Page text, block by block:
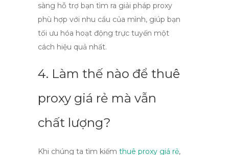
sàng hỗ trợ bạn tìm ra giải pháp proxy
phù hợp với nhu cầu của mình, giúp bạn
tối ưu hóa hoạt động trực tuyến một
cách hiệu quả nhất.
4. Làm thế nào để thuê
proxy giá rẻ mà vẫn
chất lượng?
Khi chúng ta tìm kiếm thuê proxy giá rẻ,